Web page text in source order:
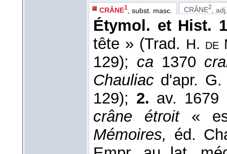
CRÂNE1 , subst. masc. CRÂNE2 ,
Étymol. et Hist.
tête » (Trad. H. de
129); ca 1370
Chauliac d'apr.
129); 2. av. 1679
crâne étroit«
Mémoires, éd.